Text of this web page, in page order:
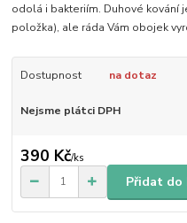
odolá i bakteriím. Duhové kování
položka), ale ráda Vám obojek
Dostupnost na dotaz
Nejsme plátci DPH
390 Kč/ks
Přidat do